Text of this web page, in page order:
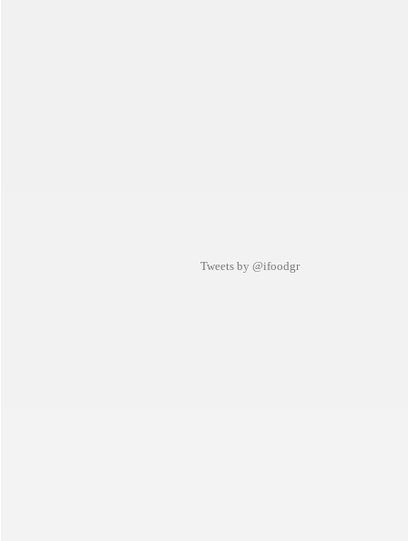
Tweets by @ifoodgr